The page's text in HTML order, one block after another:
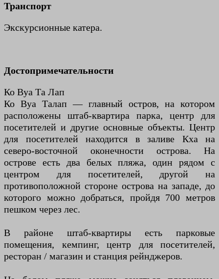
Транспорт
Экскурсионные катера.
Достопримечательности
Ко Вуа Та Лап
Ко Вуа Талап — главный остров, на котором
расположены штаб-квартира парка, центр для
посетителей и другие основные объекты. Центр
для посетителей находится в заливе Кха на
северо-восточной оконечности острова. На
острове есть два белых пляжа, один рядом с
центром для посетителей, другой на
противоположной стороне острова на западе, до
которого можно добраться, пройдя 700 метров
пешком через лес.
В районе штаб-квартиры есть парковые
помещения, кемпинг, центр для посетителей,
ресторан / магазин и станция рейнджеров.